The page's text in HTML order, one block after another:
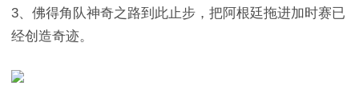
3、佛得角队神奇之路到此止步，把阿根廷拖进加时赛已
经创造奇迹。